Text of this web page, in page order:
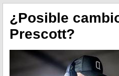
¿Posible
Prescott?